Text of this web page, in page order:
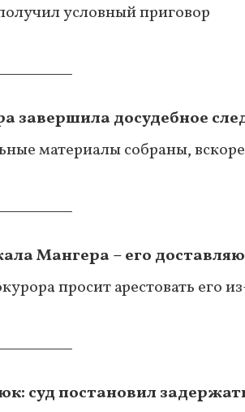
условный приговор
завершила досудебное
материалы собраны,
Мангера – его
просит арестовать его
суд постановил